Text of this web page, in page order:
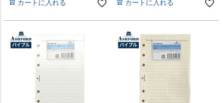
カートに入れる カートに入れる